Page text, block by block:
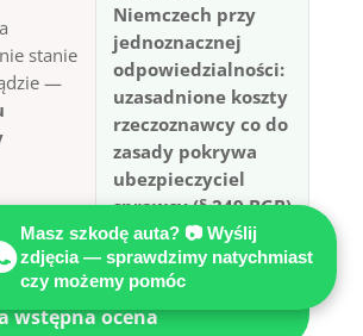
stanie
—
Niemczech przy
jednoznacznej
odpowiedzialności:
uzasadnione koszty
rzeczoznawcy co do
zasady pokrywa
ubezpieczyciel
sprawcy (§ 249 BGB)
przez WhatsApp —
wstępna ocena
Masz szkodę auta? 📷 Wyślij
zdjęcia — sprawdzimy natychmiast
czy możemy pomóc